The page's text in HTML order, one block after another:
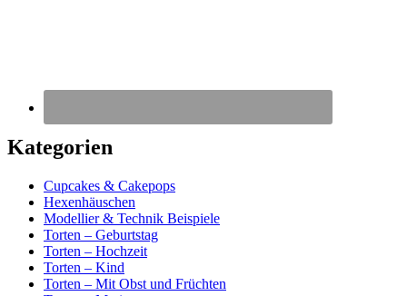
Kategorien
Cupcakes & Cakepops
Hexenhäuschen
Modellier & Technik Beispiele
Torten – Geburtstag
Torten – Hochzeit
Torten – Kind
Torten – Mit Obst und Früchten